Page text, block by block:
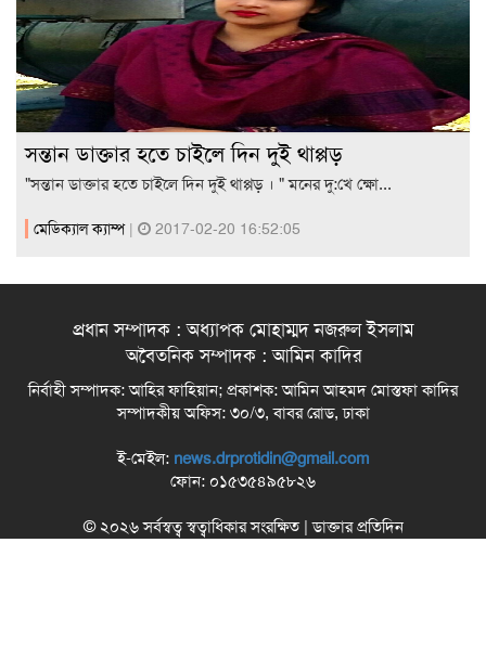
সন্তান ডাক্তার হতে চাইলে দিন দুই থাপ্পড়
"সন্তান ডাক্তার হতে চাইলে দিন দুই থাপ্পড় । " মনের দু:খে ক্ষো...
মেডিক্যাল ক্যাম্প | 2017-02-20 16:52:05
প্রধান সম্পাদক : অধ্যাপক মোহাম্মদ নজরুল ইসলাম
অবৈতনিক সম্পাদক : আমিন কাদির
নির্বাহী সম্পাদক: আহির ফাহিয়ান; প্রকাশক: আমিন আহমদ মোস্তফা কাদির
সম্পাদকীয় অফিস: ৩০/৩, বাবর রোড, ঢাকা
ই-মেইল: news.drprotidin@gmail.com
ফোন: ০১৫৩৫৪৯৫৮২৬
© ২০২৬ সর্বস্বত্ব স্বত্বাধিকার সংরক্ষিত | ডাক্তার প্রতিদিন